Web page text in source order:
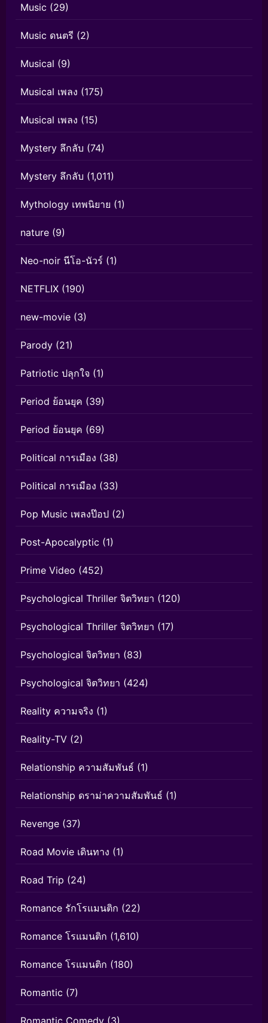
Music (29)
Music ดนตรี (2)
Musical (9)
Musical เพลง (175)
Musical เพลง (15)
Mystery ลึกลับ (74)
Mystery ลึกลับ (1,011)
Mythology เทพนิยาย (1)
nature (9)
Neo-noir นีโอ-นัวร์ (1)
NETFLIX (190)
new-movie (3)
Parody (21)
Patriotic ปลุกใจ (1)
Period ย้อนยุค (39)
Period ย้อนยุค (69)
Political การเมือง (38)
Political การเมือง (33)
Pop Music เพลงป๊อป (2)
Post-Apocalyptic (1)
Prime Video (452)
Psychological Thriller จิตวิทยา (120)
Psychological Thriller จิตวิทยา (17)
Psychological จิตวิทยา (83)
Psychological จิตวิทยา (424)
Reality ความจริง (1)
Reality-TV (2)
Relationship ความสัมพันธ์ (1)
Relationship ดราม่าความสัมพันธ์ (1)
Revenge (37)
Road Movie เดินทาง (1)
Road Trip (24)
Romance รักโรแมนติก (22)
Romance โรแมนติก (1,610)
Romance โรแมนติก (180)
Romantic (7)
Romantic Comedy (3)